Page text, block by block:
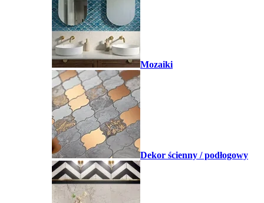
Mozaiki
Dekor ścienny / podłogowy